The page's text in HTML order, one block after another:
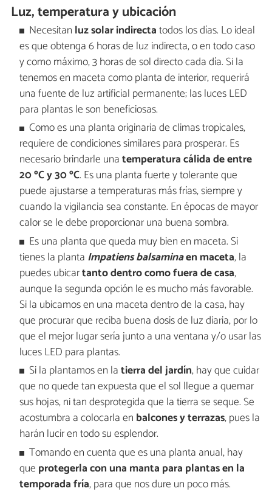
Luz, temperatura y ubicación
Necesitan luz solar indirectatodos los días. Lo ideal
es que obtenga 6 horas de luz indirecta, o en todo caso
y como máximo, 3 horas de sol directo cada día. Si la
tenemos en maceta como planta de interior, requerirá
una fuente de luz artificial permanente; las luces LED
para plantas le son beneficiosas.
Como es una planta originaria de climas tropicales,
requiere de condiciones similares para prosperar. Es
necesario brindarle unatemperatura cálida de entre
20 ºC y 30 ºC. Es una planta fuerte y tolerante que
puede ajustarse a temperaturas más frías, siempre y
cuando la vigilancia sea constante. En épocas de mayor
calor se le debe proporcionar una buena sombra.
Es una planta que queda muy bien en maceta. Si
tienes la planta Impatiens balsaminaen maceta, la
puedes ubicartanto dentro como fuera de casa,
aunque la segunda opción le es mucho más favorable.
Si la ubicamos en una maceta dentro de la casa, hay
que procurar que reciba buena dosis de luz diaria, por lo
que el mejor lugar sería junto a una ventana y/o usar las
luces LED para plantas.
Si la plantamos en latierra del jardín, hay que cuidar
que no quede tan expuesta que el sol llegue a quemar
sus hojas, ni tan desprotegida que la tierra se seque. Se
acostumbra a colocarla en balcones y terrazas, pues la
harán lucir en todo su esplendor.
Tomando en cuenta que es una planta anual, hay
que protegerla con una manta para plantas en la
temporada fría, para que nos dure un poco más.